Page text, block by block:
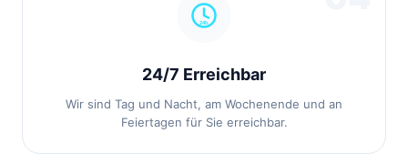
24/7 Erreichbar
Wir sind Tag und Nacht, am Wochenende und an
Feiertagen für Sie erreichbar.